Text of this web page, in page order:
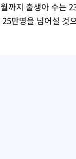
까지 출생아 수는
만명을 넘어설 것